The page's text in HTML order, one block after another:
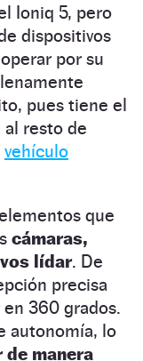
Ioniq 5, pero
dispositivos
por su
pues tiene el
resto de
vehículo
que
cámaras,
lídar. De
precisa
360 grados.
autonomía, lo
de manera